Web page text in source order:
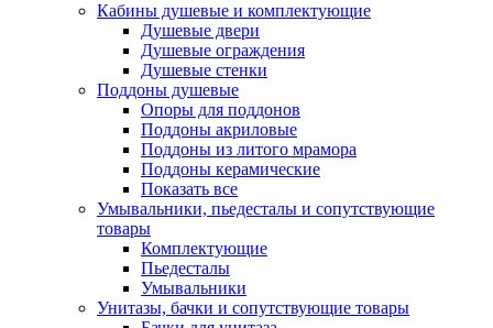
Кабины душевые и комплектующие
Душевые двери
Душевые ограждения
Душевые стенки
Поддоны душевые
Опоры для поддонов
Поддоны акриловые
Поддоны из литого мрамора
Поддоны керамические
Показать все
Умывальники, пьедесталы и сопутствующие
товары
Комплектующие
Пьедесталы
Умывальники
Унитазы, бачки и сопутствующие товары